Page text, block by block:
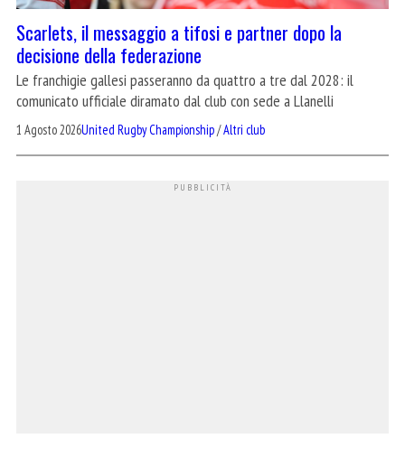
Scarlets, il messaggio a tifosi e partner dopo la
decisione della federazione
Le franchigie gallesi passeranno da quattro a tre dal 2028: il
comunicato ufficiale diramato dal club con sede a Llanelli
1 Agosto 2026United Rugby Championship/Altri club